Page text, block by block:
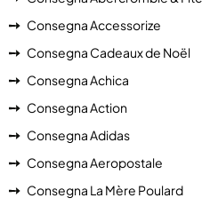
Consegna Accessorize
Consegna Cadeaux de Noël
Consegna Achica
Consegna Action
Consegna Adidas
Consegna Aeropostale
Consegna La Mère Poulard